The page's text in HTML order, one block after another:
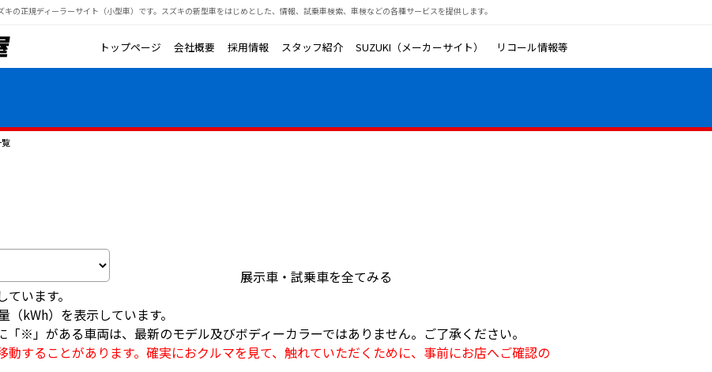
の正規ディーラーサイト（小型車）です。 スズキの新型車をはじめとした、情報、試乗車検索、車検などの各種サービスを提供します。
トップページ 会社概要 採用情報 スタッフ紹介 SUZUKI（メーカーサイト） リコール情報等
展示車・試乗車を全てみる
います。
kWh）を表示しています。
※」がある車両は、最新のモデル及びボディーカラーではありません。ご了承ください。
することがあります。確実におクルマを見て、触れていただくために、事前にお店へご確認の